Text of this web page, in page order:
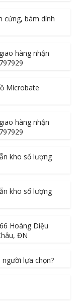
cứng, bám dính
hàng nhận
Microbate
hàng nhận
kho số lượng
kho số lượng
Hoàng Diệu
ĐN
lựa chọn?